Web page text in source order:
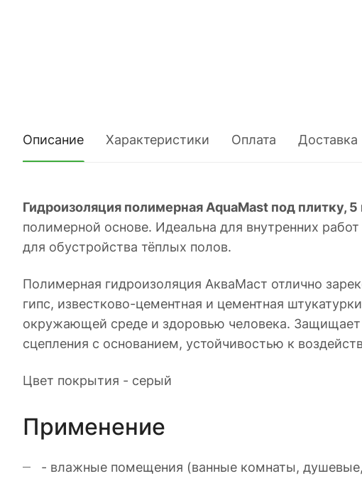
Описание Характеристики Оплата Доставка
Гидроизоляция полимерная AquaMast под плитку, 5
полимерной основе. Идеальна для внутренних
для обустройства тёплых полов.
Полимерная гидроизоляция АкваМаст отлично
гипс, известково-цементная и цементная
окружающей среде и здоровью человека. Защищает
сцепления с основанием, устойчивостью к
Цвет покрытия - серый
Применение
- влажные помещения (ванные комнаты,